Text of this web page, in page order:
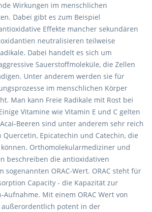
Wirkungen im menschlichen
Dabei gibt es zum Beispiel
Effekte mancher sekundären
neutralisieren teilweise
Dabei handelt es sich um
Sauerstoffmoleküle, die Zellen
Unter anderem werden sie für
im menschlichen Körper
Man kann Freie Radikale mit Rost bei
Vitamine wie Vitamin E und C gelten
Beeren sind unter anderem sehr reich
Quercetin, Epicatechin und Catechin, die
Orthomolekularmediziner und
beschreiben die antioxidativen
sogenannten ORAC-Wert. ORAC steht für
Capacity - die Kapazität zur
Mit einem ORAC Wert von
außerordentlich potent in der